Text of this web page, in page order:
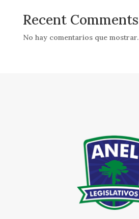
Recent Comments
No hay comentarios que mostrar.